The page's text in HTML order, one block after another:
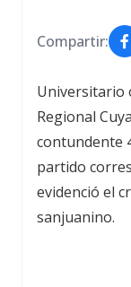
Compartir:
Universitario
Regional
contundente
partido
evidenció el
sanjuanino.